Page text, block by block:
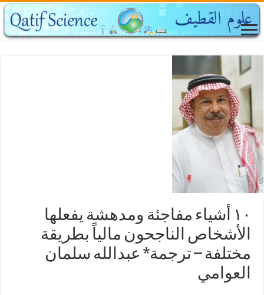
١٠ أشياء مفاجئة ومدهشة يفعلها
الأشخاص الناجحون مالياً بطريقة
مختلفة – ترجمة* عبدالله سلمان
العوامي